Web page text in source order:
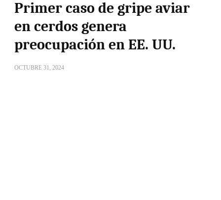
Primer caso de gripe aviar
en cerdos genera
preocupación en EE. UU.
OCTUBRE 31, 2024